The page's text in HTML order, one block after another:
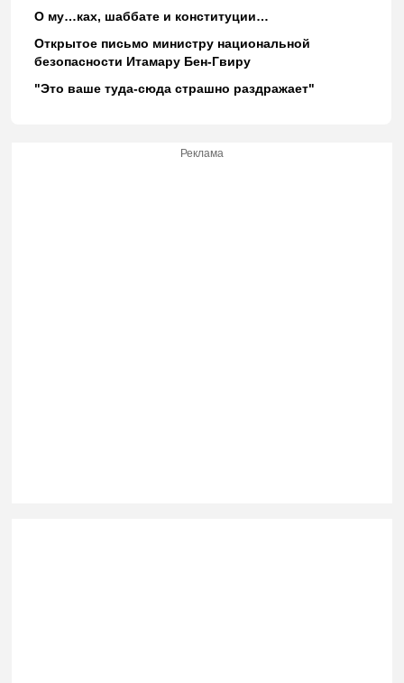
О му…ках, шаббате и конституции…
Открытое письмо министру национальной
безопасности Итамару Бен-Гвиру
"Это ваше туда-сюда страшно раздражает"
Реклама